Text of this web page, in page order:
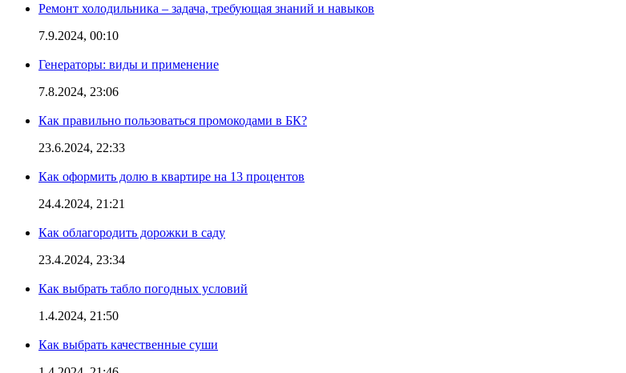
Ремонт холодильника – задача, требующая знаний и навыков
7.9.2024, 00:10
Генераторы: виды и применение
7.8.2024, 23:06
Как правильно пользоваться промокодами в БК?
23.6.2024, 22:33
Как оформить долю в квартире на 13 процентов
24.4.2024, 21:21
Как облагородить дорожки в саду
23.4.2024, 23:34
Как выбрать табло погодных условий
1.4.2024, 21:50
Как выбрать качественные суши